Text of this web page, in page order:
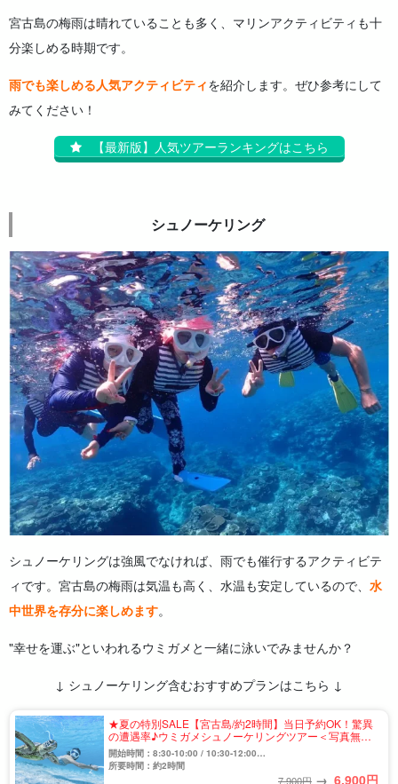
宮古島の梅雨は晴れていることも多く、マリンアクティビティも十
分楽しめる時期です。
雨でも楽しめる人気アクティビティを紹介します。ぜひ参考にして
みてください！
【最新版】人気ツアーランキングはこちら
シュノーケリング
シュノーケリングは強風でなければ、雨でも催行するアクティビテ
ィです。宮古島の梅雨は気温も高く、水温も安定しているので、 水
中世界を存分に楽しめます。
"幸せを運ぶ"といわれるウミガメと一緒に泳いでみませんか？
↓ シュノーケリング含むおすすめプランはこちら ↓
★夏の特別SALE【宮古島/約2時間】当日予約OK！驚異
の遭遇率♪ウミガメシュノーケリングツアー＜写真無料
＆送迎相談可＞初心者歓迎☆（No.934）
開始時間：8:30-10:00 / 10:30-12:00
13:30-15:00 / 15:30-17:00
所要時間：約2時間
7,900円 → 6,900円